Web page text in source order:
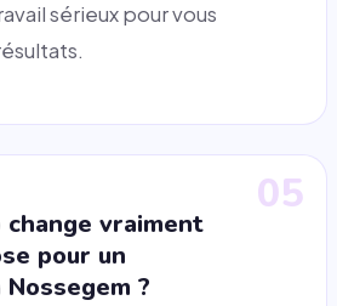
sérieux pour vous
05
vraiment
pour un
?